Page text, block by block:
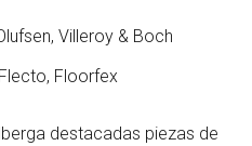
Villeroy & Boch
Floorfex
destacadas piezas de